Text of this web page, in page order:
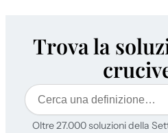
Trova la
Cerca
Oltre 27.000 soluzioni della